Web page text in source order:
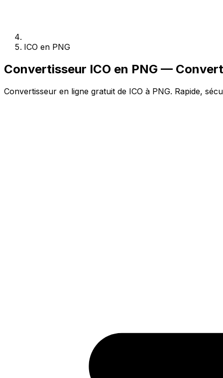
ICO en PNG
Convertisseur ICO en PNG —
Convertisseur en ligne gratuit de ICO à PNG. Rapide,